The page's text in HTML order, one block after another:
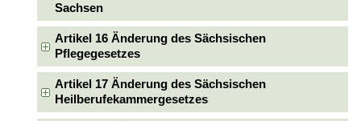
Sachsen
Artikel 16 Änderung des Sächsischen
Pflegegesetzes
Artikel 17 Änderung des Sächsischen
Heilberufekammergesetzes